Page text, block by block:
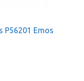
P56201 Emos